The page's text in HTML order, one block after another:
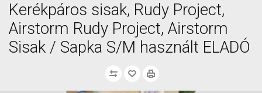
Kerékpáros sisak, Rudy Project,
Airstorm Rudy Project, Airstorm
Sisak / Sapka S/M használt ELADÓ